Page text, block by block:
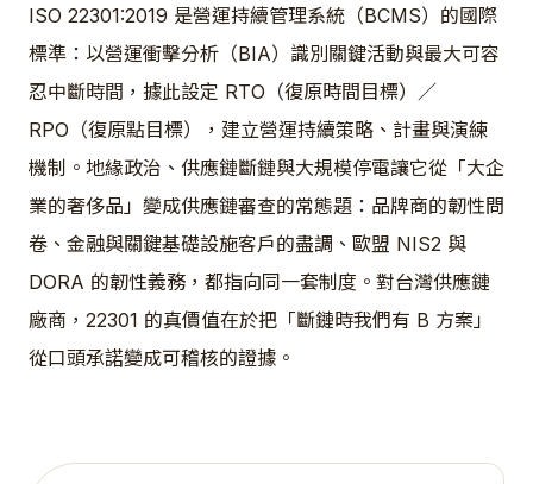
ISO 22301:2019 是營運持續管理系統（BCMS）的國際
標準：以營運衝擊分析（BIA）識別關鍵活動與最大可容
忍中斷時間，據此設定 RTO（復原時間目標）／
RPO（復原點目標），建立營運持續策略、計畫與演練
機制。地緣政治、供應鏈斷鏈與大規模停電讓它從「大企
業的奢侈品」變成供應鏈審查的常態題：品牌商的韌性問
卷、金融與關鍵基礎設施客戶的盡調、歐盟 NIS2 與
DORA 的韌性義務，都指向同一套制度。對台灣供應鏈
廠商，22301 的真價值在於把「斷鏈時我們有 B 方案」
從口頭承諾變成可稽核的證據。